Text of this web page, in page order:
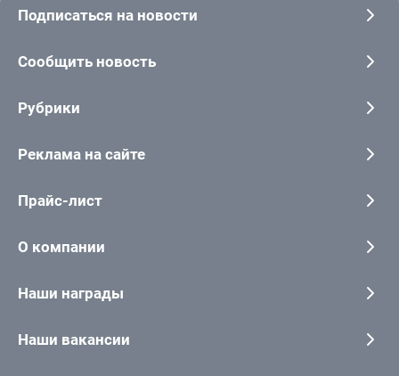
Подписаться на новости
Сообщить новость
Рубрики
Реклама на сайте
Прайс-лист
О компании
Наши награды
Наши вакансии